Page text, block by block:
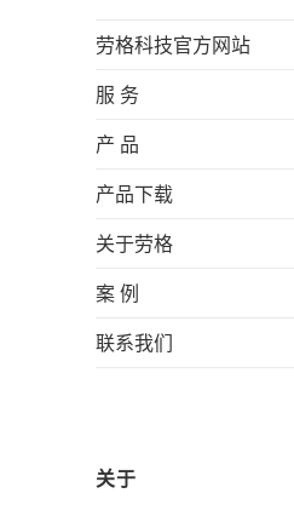
劳格科技官方网站
服 务
产 品
产品下载
关于劳格
案 例
联系我们
关于